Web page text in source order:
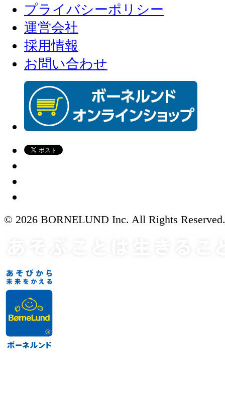
プライバシーポリシー
運営会社
採用情報
お問い合わせ
© 2026 BORNELUND Inc. All Rights Reserved.